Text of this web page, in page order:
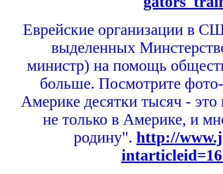
Еврейские организации в
выделенных
министр) на помощь
больше. Посмотрите
Америке десятки тысяч - это
не только в Америке, и
родину". http://